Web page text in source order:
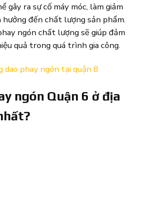
gây ra sự cố máy móc, làm giảm
hưởng đến chất lượng sản phẩm.
ngón chất lượng sẽ giúp đảm
quả trong quá trình gia công.
dao phay ngón tại quận 8
ngón Quận 6 ở địa